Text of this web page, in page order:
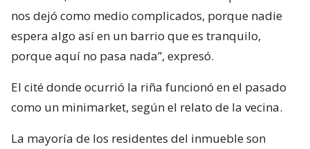
nos dejó como medio complicados, porque nadie
espera algo así en un barrio que es tranquilo,
porque aquí no pasa nada”, expresó.
El cité donde ocurrió la riña funcionó en el pasado
como un minimarket, según el relato de la vecina.
La mayoría de los residentes del inmueble son